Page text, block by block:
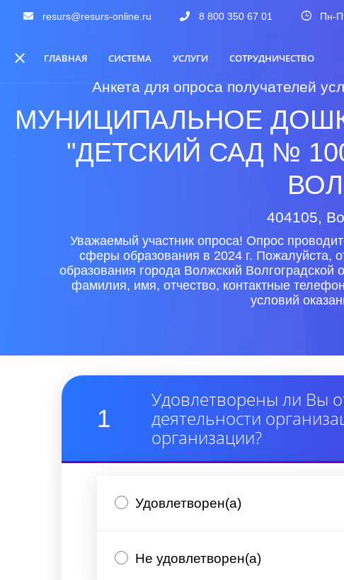
resurs@resurs-online.ru 8 800 350 67 01 Пн-
ГЛАВНАЯ СИСТЕМА УСЛУГИ СОТРУДНИЧЕСТВО
Анкета для опроса получателей
МУНИЦИПАЛЬНОЕ
"ДЕТСКИЙ САД №
404105,
Уважаемый участник опроса! Опрос
сферы образования в 2024 г. Пожалуйста,
образования города Волжский
фамилия, имя, отчество, контактные
условий
1
Удовлетворены ли Вы
деятельности
организации?
Удовлетворен(а)
Не удовлетворен(а)